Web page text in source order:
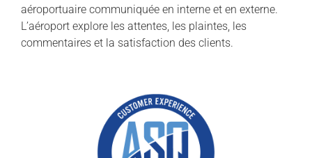
aéroportuaire communiquée en interne et en externe.
L’aéroport explore les attentes, les plaintes, les
commentaires et la satisfaction des clients.